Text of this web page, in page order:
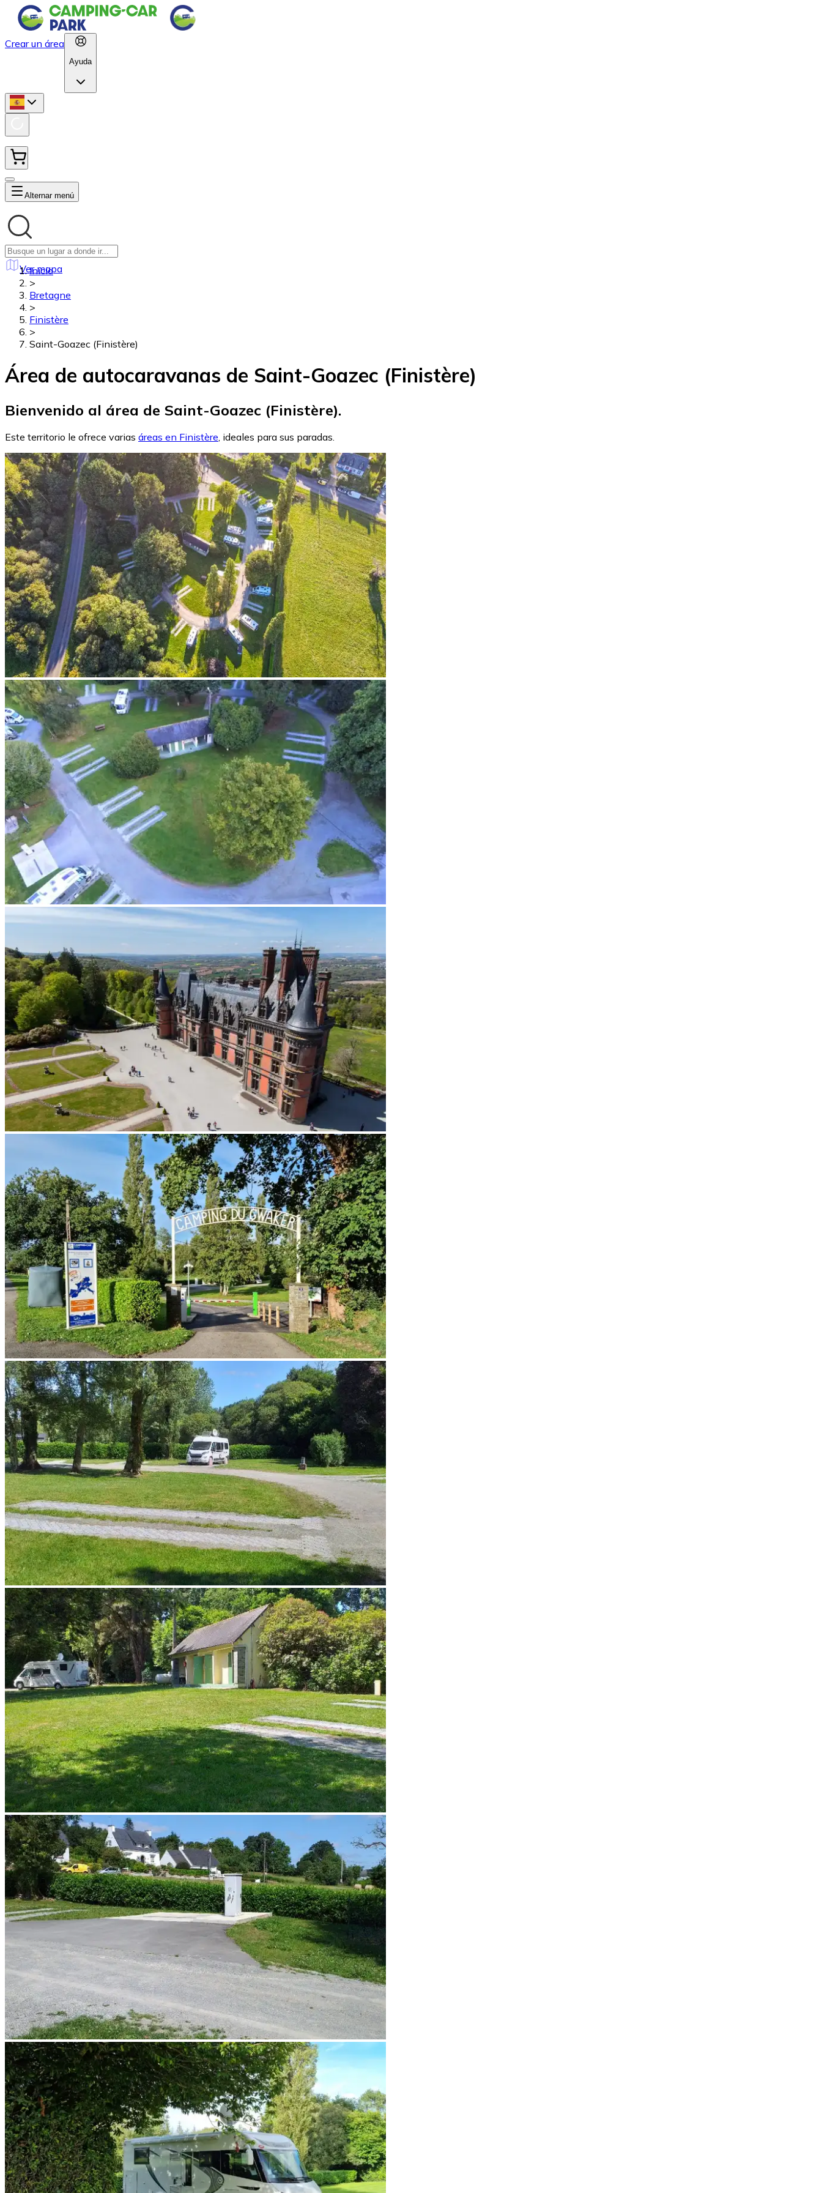
Crear un área
Ayuda
Alternar menú
Ver mapa
Inicio
>
Bretagne
>
Finistère
>
Saint-Goazec (Finistère)
Área de autocaravanas de Saint-Goazec (Finistère)
Bienvenido al área de Saint-Goazec (Finistère).
Este territorio le ofrece varias áreas en Finistère, ideales para sus paradas.